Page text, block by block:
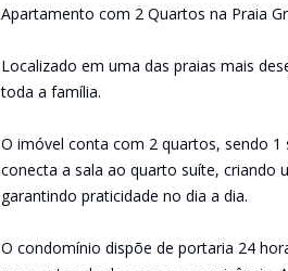
Apartamento com 2 Quartos na Praia
Localizado em uma das praias mais
toda a família.
O imóvel conta com 2 quartos, sendo 1
conecta a sala ao quarto suíte, criando
garantindo praticidade no dia a dia.
O condomínio dispõe de portaria 24